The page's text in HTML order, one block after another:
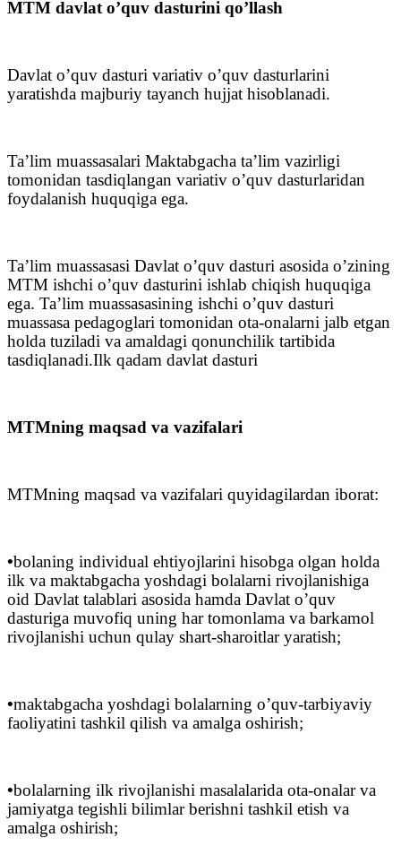
MTM davlat o’quv dasturini qo’llash
Davlat o’quv dasturi variativ o’quv dasturlarini
yaratishda majburiy tayanch hujjat hisoblanadi.
Ta’lim muassasalari Maktabgacha ta’lim vazirligi
tomonidan tasdiqlangan variativ o’quv dasturlaridan
foydalanish huquqiga ega.
Ta’lim muassasasi Davlat o’quv dasturi asosida o’zining
MTM ishchi o’quv dasturini ishlab chiqish huquqiga
ega. Ta’lim muassasasining ishchi o’quv dasturi
muassasa pedagoglari tomonidan ota-onalarni jalb etgan
holda tuziladi va amaldagi qonunchilik tartibida
tasdiqlanadi.Ilk qadam davlat dasturi
MTMning maqsad va vazifalari
MTMning maqsad va vazifalari quyidagilardan iborat:
•bolaning individual ehtiyojlarini hisobga olgan holda
ilk va maktabgacha yoshdagi bolalarni rivojlanishiga
oid Davlat talablari asosida hamda Davlat o’quv
dasturiga muvofiq uning har tomonlama va barkamol
rivojlanishi uchun qulay shart-sharoitlar yaratish;
•maktabgacha yoshdagi bolalarning o’quv-tarbiyaviy
faoliyatini tashkil qilish va amalga oshirish;
•bolalarning ilk rivojlanishi masalalarida ota-onalar va
jamiyatga tegishli bilimlar berishni tashkil etish va
amalga oshirish;